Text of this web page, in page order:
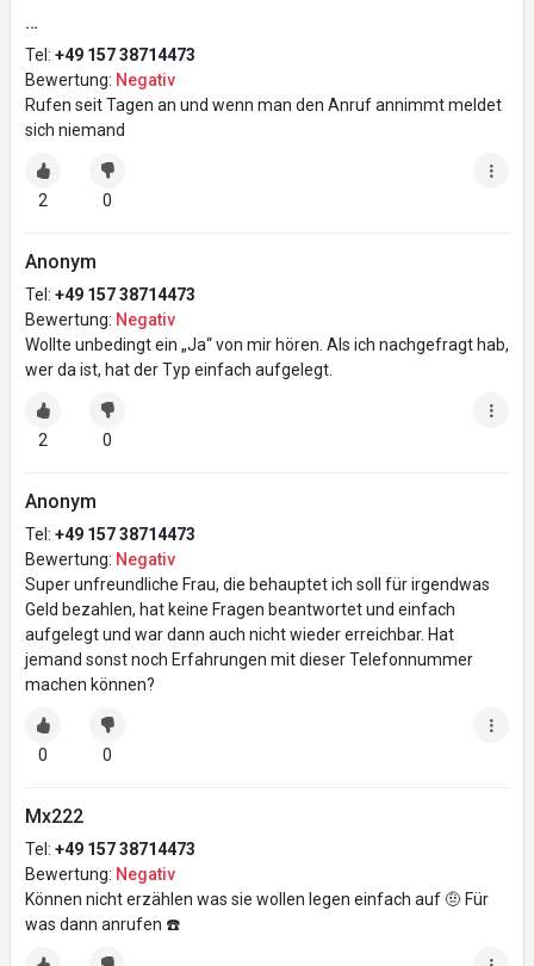
…
Tel: +49 157 38714473
Bewertung: Negativ
Rufen seit Tagen an und wenn man den Anruf annimmt meldet
sich niemand
2 0
Anonym
Tel: +49 157 38714473
Bewertung: Negativ
Wollte unbedingt ein „Ja“ von mir hören. Als ich nachgefragt hab,
wer da ist, hat der Typ einfach aufgelegt.
2 0
Anonym
Tel: +49 157 38714473
Bewertung: Negativ
Super unfreundliche Frau, die behauptet ich soll für irgendwas
Geld bezahlen, hat keine Fragen beantwortet und einfach
aufgelegt und war dann auch nicht wieder erreichbar. Hat
jemand sonst noch Erfahrungen mit dieser Telefonnummer
machen können?
0 0
Mx222
Tel: +49 157 38714473
Bewertung: Negativ
Können nicht erzählen was sie wollen legen einfach auf 🤨 Für
was dann anrufen ☎️